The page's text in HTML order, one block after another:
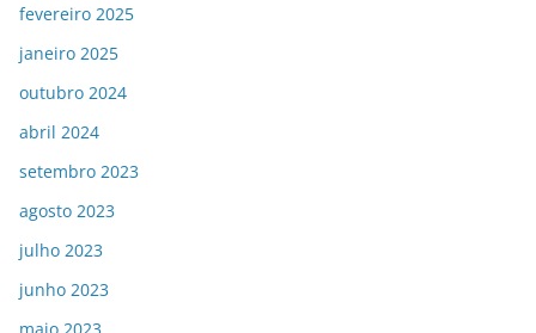
fevereiro 2025
janeiro 2025
outubro 2024
abril 2024
setembro 2023
agosto 2023
julho 2023
junho 2023